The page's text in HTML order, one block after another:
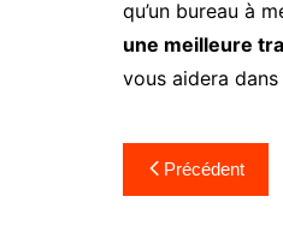
qu’un bureau à
une meilleure
vous aidera
Navigation
de
Précédent